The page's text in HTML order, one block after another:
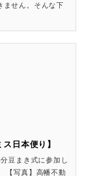
ません。そんな下
日本便り】
豆まき式に参加し
【写真】高幡不動